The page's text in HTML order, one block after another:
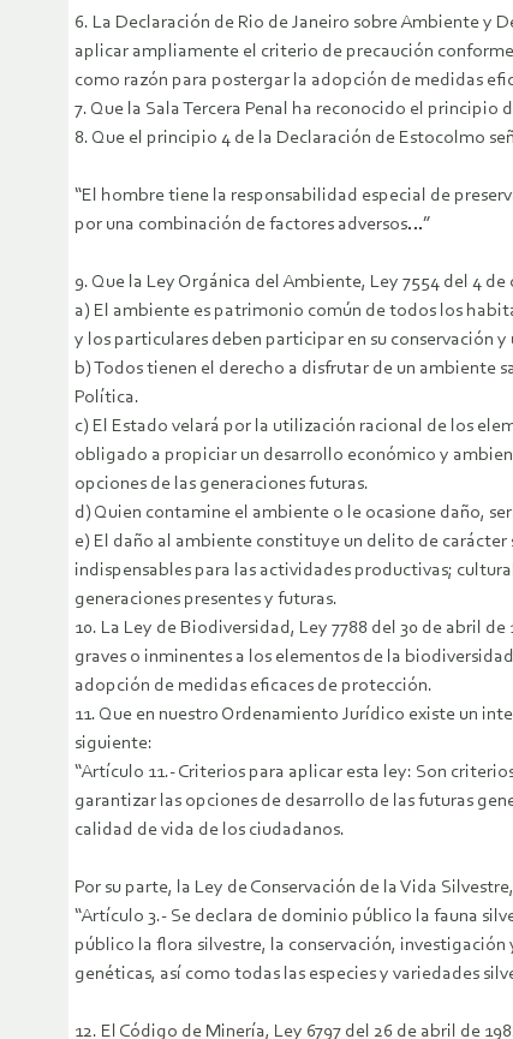
6. La Declaración de Rio de Janeiro sobre Ambiente y
aplicar ampliamente el criterio de precaución
como razón para postergar la adopción de medidas
7. Que la Sala Tercera Penal ha reconocido el
8. Que el principio 4 de la Declaración de Estocolmo
“El hombre tiene la responsabilidad especial de
por una combinación de factores adversos…”
9. Que la Ley Orgánica del Ambiente, Ley 7554 del 4
a) El ambiente es patrimonio común de todos los
y los particulares deben participar en su conservación
b) Todos tienen el derecho a disfrutar de un ambiente
Política.
c) El Estado velará por la utilización racional de los
obligado a propiciar un desarrollo económico y
opciones de las generaciones futuras.
d) Quien contamine el ambiente o le ocasione daño,
e) El daño al ambiente constituye un delito de carácter
indispensables para las actividades productivas;
generaciones presentes y futuras.
10. La Ley de Biodiversidad, Ley 7788 del 30 de abril
graves o inminentes a los elementos de la
adopción de medidas eficaces de protección.
11. Que en nuestro Ordenamiento Jurídico existe un
siguiente:
“Artículo 11.- Criterios para aplicar esta ley: Son
garantizar las opciones de desarrollo de las futuras
calidad de vida de los ciudadanos.
Por su parte, la Ley de Conservación de la Vida
“Artículo 3.- Se declara de dominio público la fauna
público la flora silvestre, la conservación, investigación
genéticas, así como todas las especies y variedades
12. El Código de Minería, Ley 6797 del 26 de abril de